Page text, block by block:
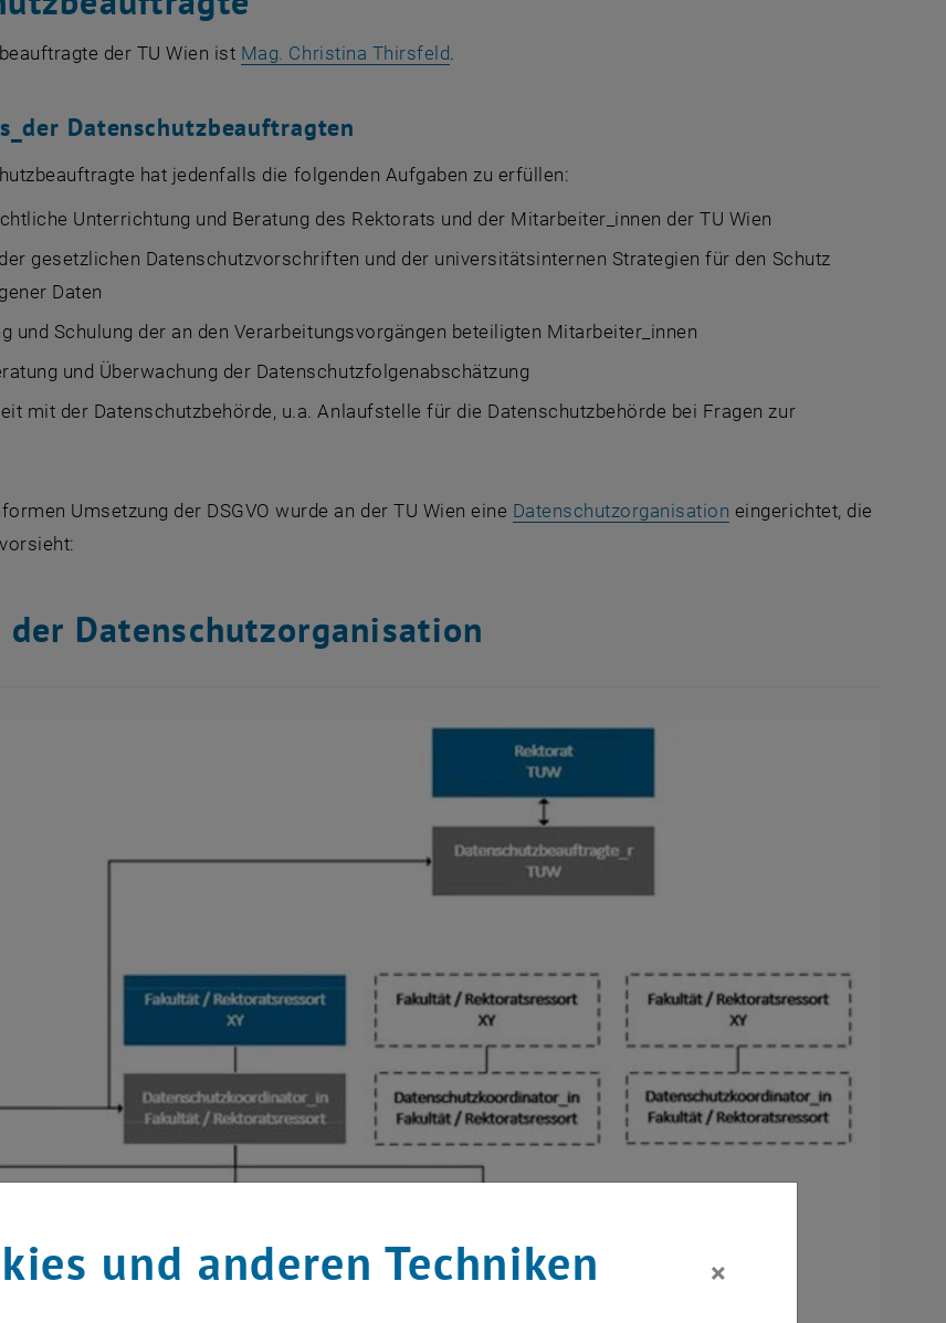
der TU Wien ist Mag. Christina Thirsfeld.
Datenschutzbeauftragten
hat jedenfalls die folgenden Aufgaben zu erfüllen:
Unterrichtung und Beratung des Rektorats und der Mitarbeiter_innen der TU Wien
gesetzlichen Datenschutzvorschriften und der universitätsinternen Strategien für den Schutz
Daten
und Schulung der an den Verarbeitungsvorgängen beteiligten Mitarbeiter_innen
und Überwachung der Datenschutzfolgenabschätzung
mit der Datenschutzbehörde, u.a. Anlaufstelle für die Datenschutzbehörde bei Fragen zur
Umsetzung der DSGVO wurde an der TU Wien eine Datenschutzorganisation , öffnet eine externe
eingerichtet, die
der Datenschutzorganisation
und anderen Techniken ×